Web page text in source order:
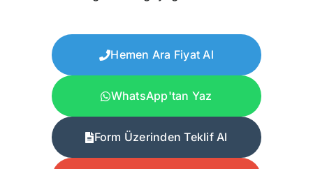
Hemen Ara Fiyat Al
WhatsApp'tan Yaz
Form Üzerinden Teklif Al